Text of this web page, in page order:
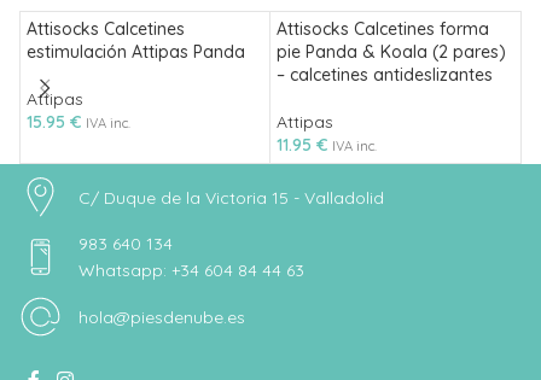
Attisocks Calcetines
estimulación Attipas Panda
Attipas
15.95 € IVA inc.
Attisocks Calcetines forma
pie Panda & Koala (2 pares)
– calcetines antideslizantes
Attipas
11.95 € IVA inc.
C/ Duque de la Victoria 15 - Valladolid
983 640 134
Whatsapp: +34 604 84 44 63
hola@piesdenube.es